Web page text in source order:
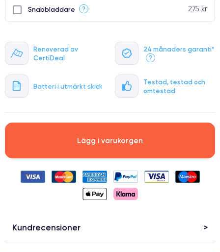
Renoverad av
CertiDeal
24 månaders garanti*
?
Batteri i utmärkt skick
Testad, testad och
omtestad
Snabbladdare ? 275 kr
Lägg i varukorgen
Kundrecensioner